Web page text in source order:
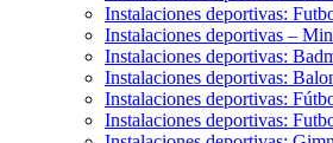
Instalaciones deportivas:
Instalaciones deportivas –
Instalaciones deportivas:
Instalaciones deportivas:
Instalaciones deportivas:
Instalaciones deportivas: